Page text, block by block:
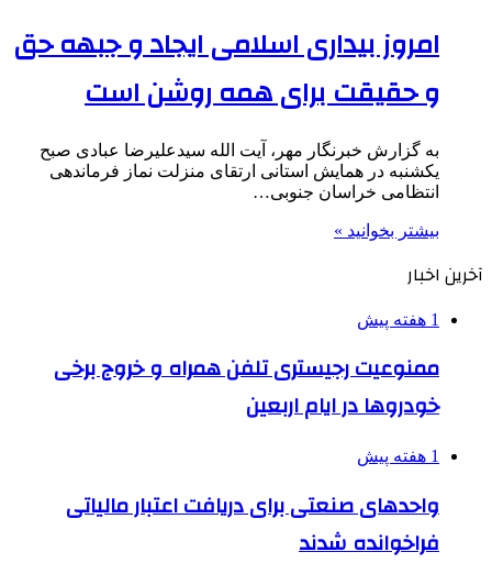
امروز بیداری اسلامی ایجاد و جبهه حق
و حقیقت برای همه روشن است
به گزارش خبرنگار مهر، آیت الله سیدعلیرضا عبادی صبح
یکشنبه در همایش استانی ارتقای منزلت نماز فرماندهی
انتظامی خراسان جنوبی…
بیشتر بخوانید »
آخرین اخبار
1 هفته پیش
ممنوعیت رجیستری تلفن همراه و خروج برخی
خودروها در ایام اربعین
1 هفته پیش
واحدهای صنعتی برای دریافت اعتبار مالیاتی
فراخوانده شدند